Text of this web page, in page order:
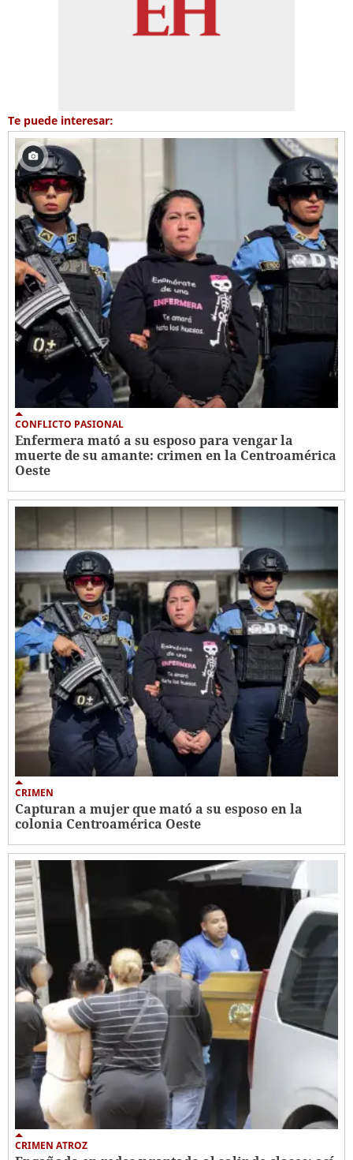
Te puede interesar:
CONFLICTO PASIONAL
Enfermera mató a su esposo para vengar la
muerte de su amante: crimen en la Centroamérica
Oeste
CRIMEN
Capturan a mujer que mató a su esposo en la
colonia Centroamérica Oeste
CRIMEN ATROZ